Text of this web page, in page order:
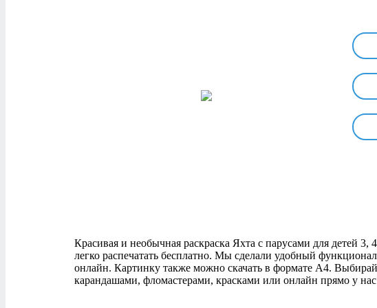
Красивая и необычная раскраска Яхта с парусами для детей
легко распечатать бесплатно. Мы сделали удобный
онлайн. Картинку также можно скачать в формате А4.
карандашами, фломастерами, красками или онлайн прямо у нас